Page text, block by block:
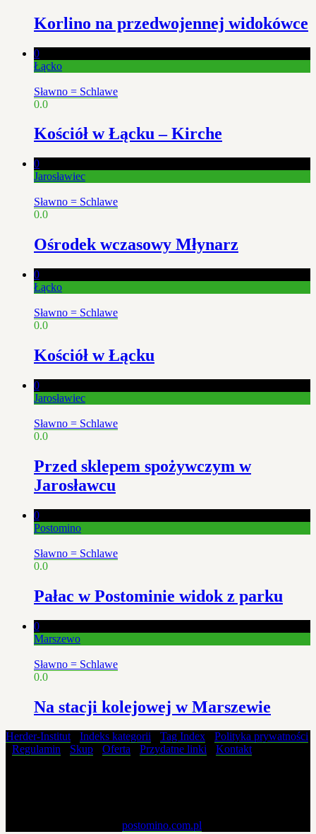
Korlino na przedwojennej widokówce
0
Łącko
Sławno = Schlawe
0.0
Kościół w Łącku – Kirche
0
Jarosławiec
Sławno = Schlawe
0.0
Ośrodek wczasowy Młynarz
0
Łącko
Sławno = Schlawe
0.0
Kościół w Łącku
0
Jarosławiec
Sławno = Schlawe
0.0
Przed sklepem spożywczym w
Jarosławcu
0
Postomino
Sławno = Schlawe
0.0
Pałac w Postominie widok z parku
0
Marszewo
Sławno = Schlawe
0.0
Na stacji kolejowej w Marszewie
Herder-Institut- Indeks kategorii Tag Index
Polityka prywatności
Regulamin Skup Oferta Przydatne linki Kontakt
postomino.com.pl